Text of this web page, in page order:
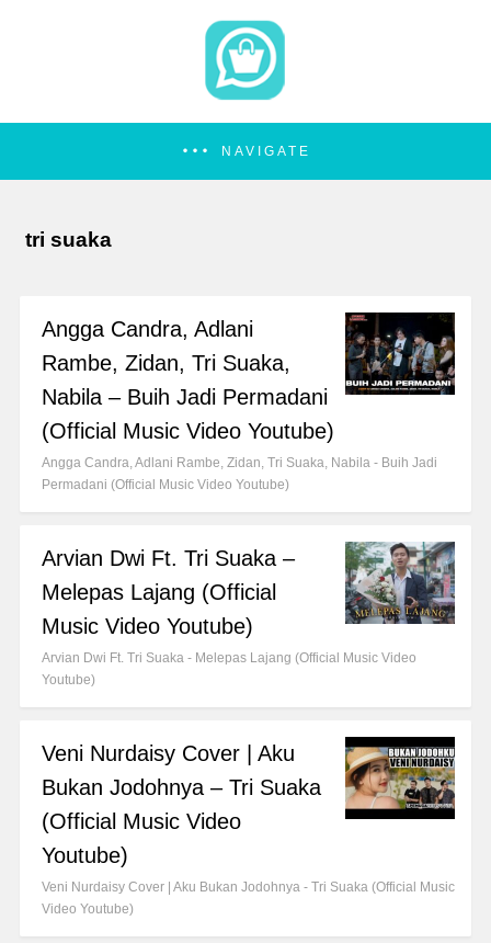
NAVIGATE
tri suaka
Angga Candra, Adlani
Rambe, Zidan, Tri Suaka,
Nabila – Buih Jadi Permadani
(Official Music Video Youtube)
Angga Candra, Adlani Rambe, Zidan, Tri Suaka, Nabila - Buih Jadi
Permadani (Official Music Video Youtube)
Arvian Dwi Ft. Tri Suaka –
Melepas Lajang (Official
Music Video Youtube)
Arvian Dwi Ft. Tri Suaka - Melepas Lajang (Official Music Video
Youtube)
Veni Nurdaisy Cover | Aku
Bukan Jodohnya – Tri Suaka
(Official Music Video
Youtube)
Veni Nurdaisy Cover | Aku Bukan Jodohnya - Tri Suaka (Official Music
Video Youtube)